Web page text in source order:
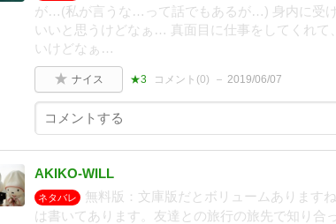
が…(私が言うな…って話でもあるが…) 身内に受
いいと思うけどなぁ… 真面目に仕事をしてくれて
いけどなぁ…
ナイス ★3 コメント(0) 2019/06/07
AKIKO-WILL
ネタバレ
無料版：文庫版だとボリュームあります
は書いてあります。友達との旅行の旅先で知り合